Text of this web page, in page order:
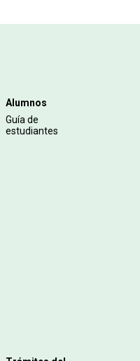
Alumnos
Guía de
estudiantes